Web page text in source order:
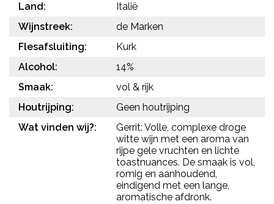
Land:
Italië
Wijnstreek:
de Marken
Flesafsluiting:
Kurk
Alcohol:
14%
Smaak:
vol & rijk
Houtrijping:
Geen houtrijping
Wat vinden wij?:
Gerrit: Volle, complexe droge
witte wijn met een aroma van
rijpe gele vruchten en lichte
toastnuances. De smaak is vol,
romig en aanhoudend,
eindigend met een lange,
aromatische afdronk.